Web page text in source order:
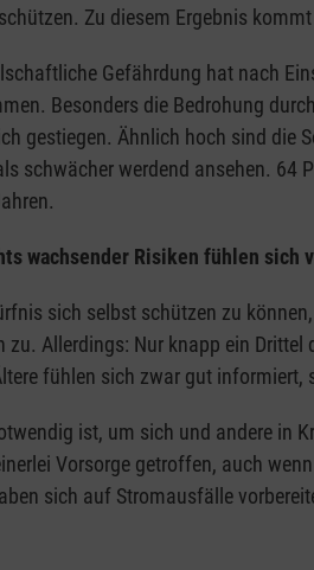
Zu diesem Ergebnis
Gefährdung hat nach
Besonders die Bedrohung
gestiegen. Ähnlich hoch sind die
schwächer werdend ansehen. 64
wachsender Risiken fühlen
sich selbst schützen zu
Allerdings: Nur knapp ein
fühlen sich zwar gut informiert,
ist, um sich und andere in
Vorsorge getroffen, auch
sich auf Stromausfälle